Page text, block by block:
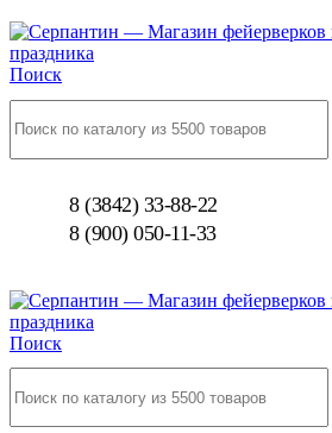
Поиск
8 (3842) 33-88-22
8 (900) 050-11-33
Поиск